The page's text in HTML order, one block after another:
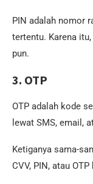
PIN adalah nomor
tertentu. Karena
pun.
3. OTP
OTP adalah kode
lewat SMS, email,
Ketiganya sama-
CVV, PIN, atau